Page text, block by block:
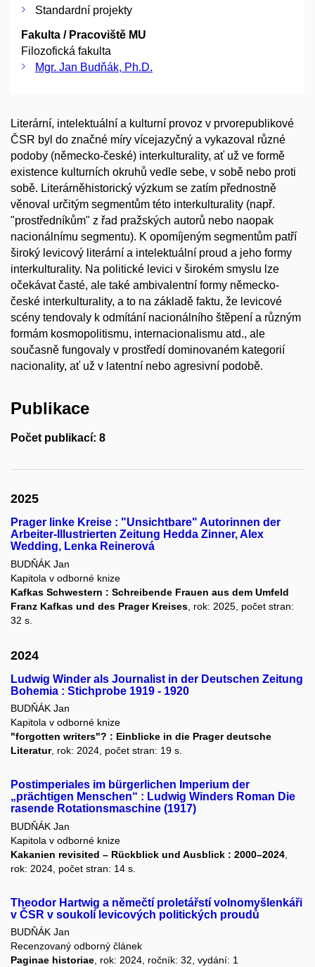
Standardní projekty
Fakulta / Pracoviště MU
Filozofická fakulta
Mgr. Jan Budňák, Ph.D.
Literární, intelektuální a kulturní provoz v prvorepublikové
ČSR byl do značné míry vícejazyčný a vykazoval různé
podoby (německo-české) interkulturality, ať už ve formě
existence kulturních okruhů vedle sebe, v sobě nebo proti
sobě. Literárněhistorický výzkum se zatím přednostně
věnoval určitým segmentům této interkulturality (např.
"prostředníkům" z řad pražských autorů nebo naopak
nacionálnímu segmentu). K opomíjeným segmentům patří
široký levicový literární a intelektuální proud a jeho formy
interkulturality. Na politické levici v širokém smyslu lze
očekávat časté, ale také ambivalentní formy německo-
české interkulturality, a to na základě faktu, že levicové
scény tendovaly k odmítání nacionálního štěpení a různým
formám kosmopolitismu, internacionalismu atd., ale
současně fungovaly v prostředí dominovaném kategorií
nacionality, ať už v latentní nebo agresivní podobě.
Publikace
Počet publikací: 8
2025
Prager linke Kreise : "Unsichtbare" Autorinnen der
Arbeiter-Illustrierten Zeitung Hedda Zinner, Alex
Wedding, Lenka Reinerová
BUDŇÁK Jan
Kapitola v odborné knize
Kafkas Schwestern : Schreibende Frauen aus dem Umfeld
Franz Kafkas und des Prager Kreises , rok: 2025, počet stran:
32 s.
2024
Ludwig Winder als Journalist in der Deutschen Zeitung
Bohemia : Stichprobe 1919 - 1920
BUDŇÁK Jan
Kapitola v odborné knize
"forgotten writers"? : Einblicke in die Prager deutsche
Literatur, rok: 2024, počet stran: 19 s.
Postimperiales im bürgerlichen Imperium der
„prächtigen Menschen“ : Ludwig Winders Roman Die
rasende Rotationsmaschine (1917)
BUDŇÁK Jan
Kapitola v odborné knize
Kakanien revisited – Rückblick und Ausblick : 2000–2024
rok: 2024, počet stran: 14 s.
Theodor Hartwig a němečtí proletářstí volnomyšlenkáři
v ČSR v soukolí levicových politických proudů
BUDŇÁK Jan
Recenzovaný odborný článek
Paginae historiae , rok: 2024, ročník: 32, vydání: 1